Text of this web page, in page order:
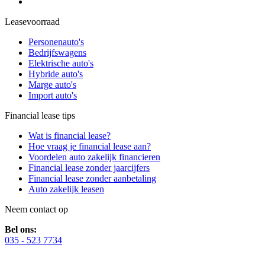
Leasevoorraad
Personenauto's
Bedrijfswagens
Elektrische auto's
Hybride auto's
Marge auto's
Import auto's
Financial lease tips
Wat is financial lease?
Hoe vraag je financial lease aan?
Voordelen auto zakelijk financieren
Financial lease zonder jaarcijfers
Financial lease zonder aanbetaling
Auto zakelijk leasen
Neem contact op
Bel ons:
035 - 523 7734